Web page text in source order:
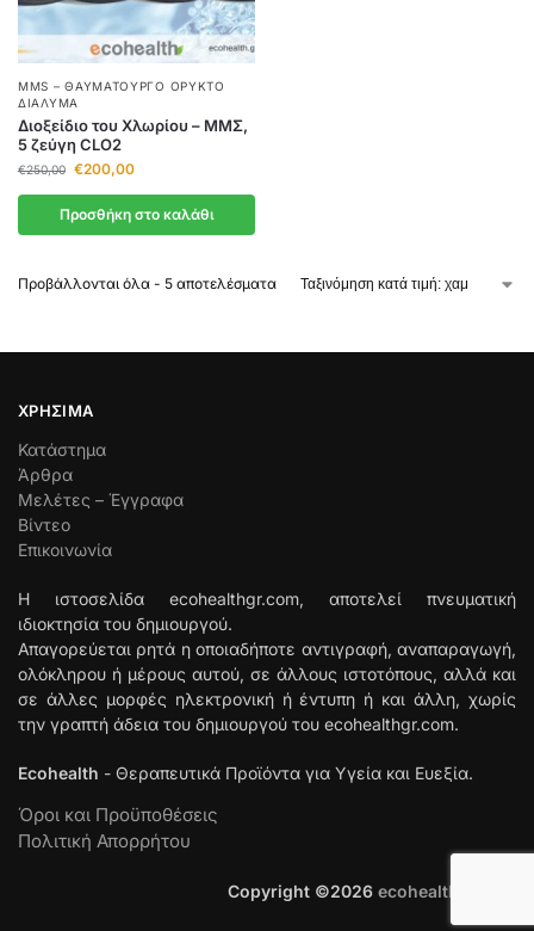
MMS – ΘΑΥΜΑΤΟΥΡΓΌ ΟΡΥΚΤΌ
ΔΙΆΛΥΜΑ
Διοξείδιο του Χλωρίου – ΜΜΣ,
5 ζεύγη CLO2
€250,00 €200,00
Προσθήκη στο καλάθι
Προβάλλονται όλα - 5 αποτελέσματα
ΧΡΉΣΙΜΑ
Κατάστημα
Άρθρα
Μελέτες – Έγγραφα
Βίντεο
Επικοινωνία
Η ιστοσελίδα ecohealthgr.com, αποτελεί πνευματική
ιδιοκτησία του δημιουργού.
Απαγορεύεται ρητά η οποιαδήποτε αντιγραφή, αναπαραγωγή,
ολόκληρου ή μέρους αυτού, σε άλλους ιστοτόπους, αλλά και
σε άλλες μορφές ηλεκτρονική ή έντυπη ή και άλλη, χωρίς
την γραπτή άδεια του δημιουργού του ecohealthgr.com.
Ecohealth - Θεραπευτικά Προϊόντα για Υγεία και Ευεξία.
Όροι και Προϋποθέσεις
Πολιτική Απορρήτου
Copyright ©2026 ecohealthgr.com